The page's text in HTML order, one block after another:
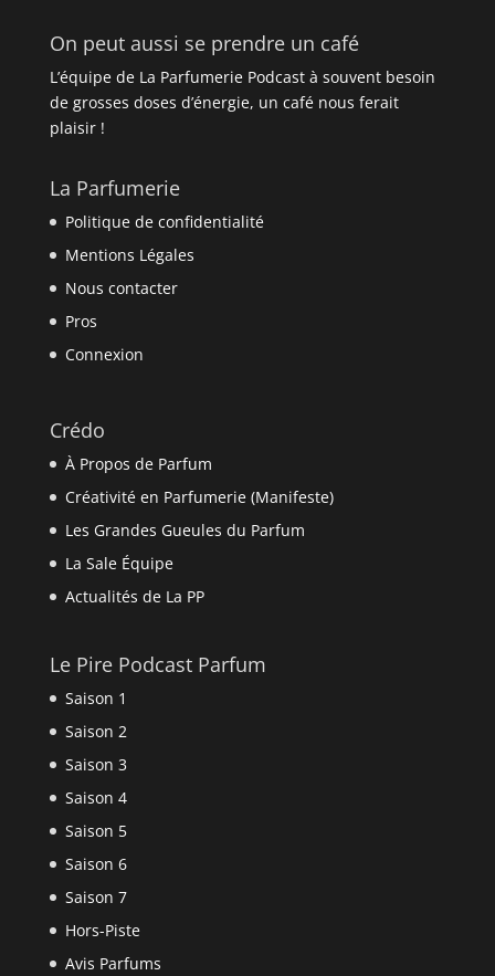
On peut aussi se prendre un café
L’équipe de La Parfumerie Podcast à souvent besoin
de grosses doses d’énergie, un café nous ferait
plaisir !
La Parfumerie
Politique de confidentialité
Mentions Légales
Nous contacter
Pros
Connexion
Crédo
À Propos de Parfum
Créativité en Parfumerie (Manifeste)
Les Grandes Gueules du Parfum
La Sale Équipe
Actualités de La PP
Le Pire Podcast Parfum
Saison 1
Saison 2
Saison 3
Saison 4
Saison 5
Saison 6
Saison 7
Hors-Piste
Avis Parfums